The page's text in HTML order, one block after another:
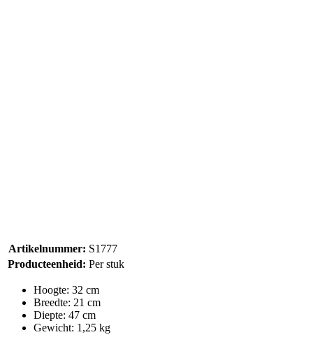
Artikelnummer: S1777
Producteenheid: Per stuk
Hoogte: 32 cm
Breedte: 21 cm
Diepte: 47 cm
Gewicht: 1,25 kg